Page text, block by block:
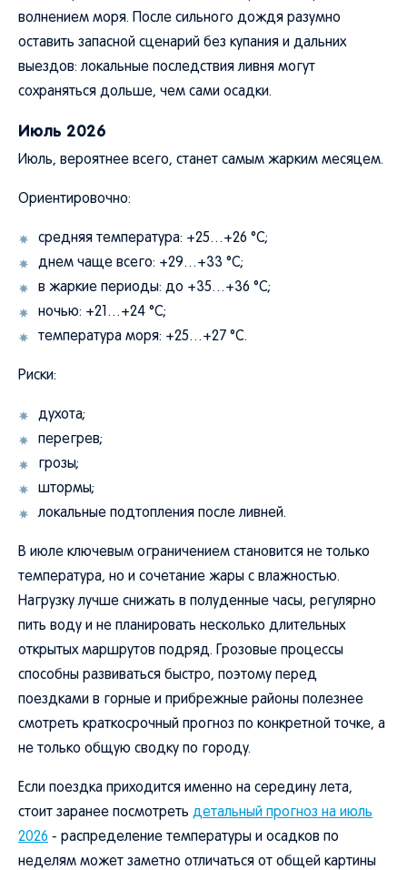
волнением моря. После сильного дождя разумно
оставить запасной сценарий без купания и дальних
выездов: локальные последствия ливня могут
сохраняться дольше, чем сами осадки.
Июль 2026
Июль, вероятнее всего, станет самым жарким месяцем.
Ориентировочно:
средняя температура: +25…+26 °C;
днем чаще всего: +29…+33 °C;
в жаркие периоды: до +35…+36 °C;
ночью: +21…+24 °C;
температура моря: +25…+27 °C.
Риски:
духота;
перегрев;
грозы;
штормы;
локальные подтопления после ливней.
В июле ключевым ограничением становится не только
температура, но и сочетание жары с влажностью.
Нагрузку лучше снижать в полуденные часы, регулярно
пить воду и не планировать несколько длительных
открытых маршрутов подряд. Грозовые процессы
способны развиваться быстро, поэтому перед
поездками в горные и прибрежные районы полезнее
смотреть краткосрочный прогноз по конкретной точке, а
не только общую сводку по городу.
Если поездка приходится именно на середину лета,
стоит заранее посмотреть детальный прогноз на июль
2026 - распределение температуры и осадков по
неделям может заметно отличаться от общей картины